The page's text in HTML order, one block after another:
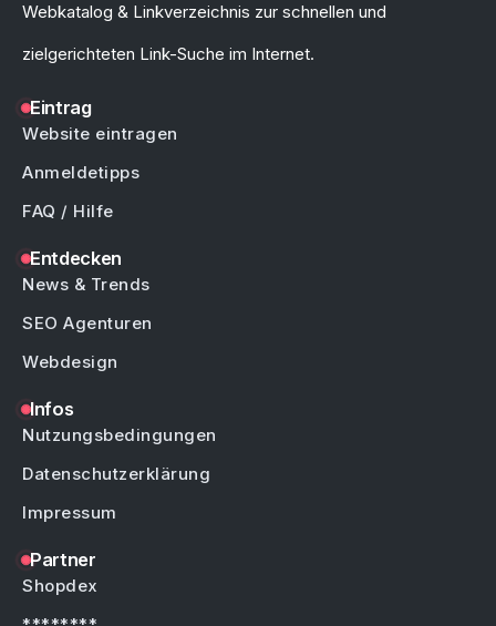
Webkatalog & Linkverzeichnis zur schnellen und
zielgerichteten Link-Suche im Internet.
Eintrag
Website eintragen
Anmeldetipps
FAQ / Hilfe
Entdecken
News & Trends
SEO Agenturen
Webdesign
Infos
Nutzungsbedingungen
Datenschutzerklärung
Impressum
Partner
Shopdex